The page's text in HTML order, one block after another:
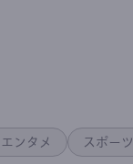
エンタメ スポーツ